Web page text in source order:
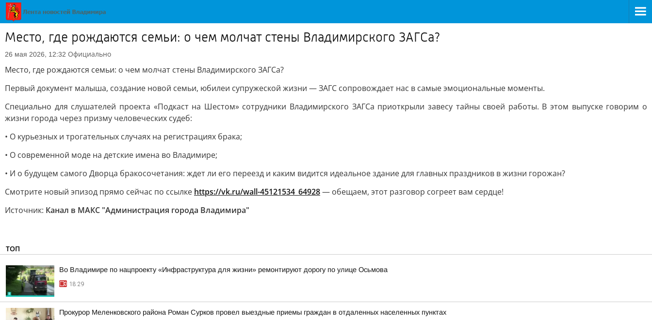
Место, где рождаются семьи: о чем молчат стены Владимирского ЗАГСа?
26 мая 2026, 12:32 Официально
Место, где рождаются семьи: о чем молчат стены Владимирского ЗАГСа?
Первый документ малыша, создание новой семьи, юбилеи супружеской жизни — ЗАГС сопровождает нас в самые эмоциональные моменты.
Специально для слушателей проекта «Подкаст на Шестом» сотрудники Владимирского ЗАГСа приоткрыли завесу тайны своей работы. В этом выпуске говорим о
жизни города через призму человеческих судеб:
• О курьезных и трогательных случаях на регистрациях брака;
• О современной моде на детские имена во Владимире;
• И о будущем самого Дворца бракосочетания: ждет ли его переезд и каким видится идеальное здание для главных праздников в жизни горожан?
Смотрите новый эпизод прямо сейчас по ссылке https://vk.ru/wall-45121534_64928— обещаем, этот разговор согреет вам сердце!
Источник: Канал в МАКС "Администрация города Владимира"
ТОП
Во Владимире по нацпроекту «Инфраструктура для жизни» ремонтируют дорогу по улице Осьмова
18:29
Прокурор Меленковского района Роман Сурков провел выездные приемы граждан в отдаленных населенных пунктах